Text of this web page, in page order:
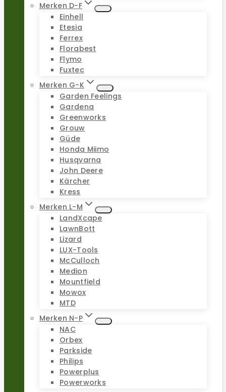
Merken D-F
Einhell
Etesia
Ferrex
Florabest
Flymo
Fuxtec
Merken G-K
Garden Feelings
Gardena
Greenworks
Grouw
Güde
Honda Miimo
Husqvarna
John Deere
Kärcher
Kress
Merken L-M
LandXcape
LawnBott
Lizard
LUX-Tools
McCulloch
Medion
Mountfield
Mowox
MTD
Merken N-P
NAC
Orbex
Parkside
Philips
Powerplus
Powerworks